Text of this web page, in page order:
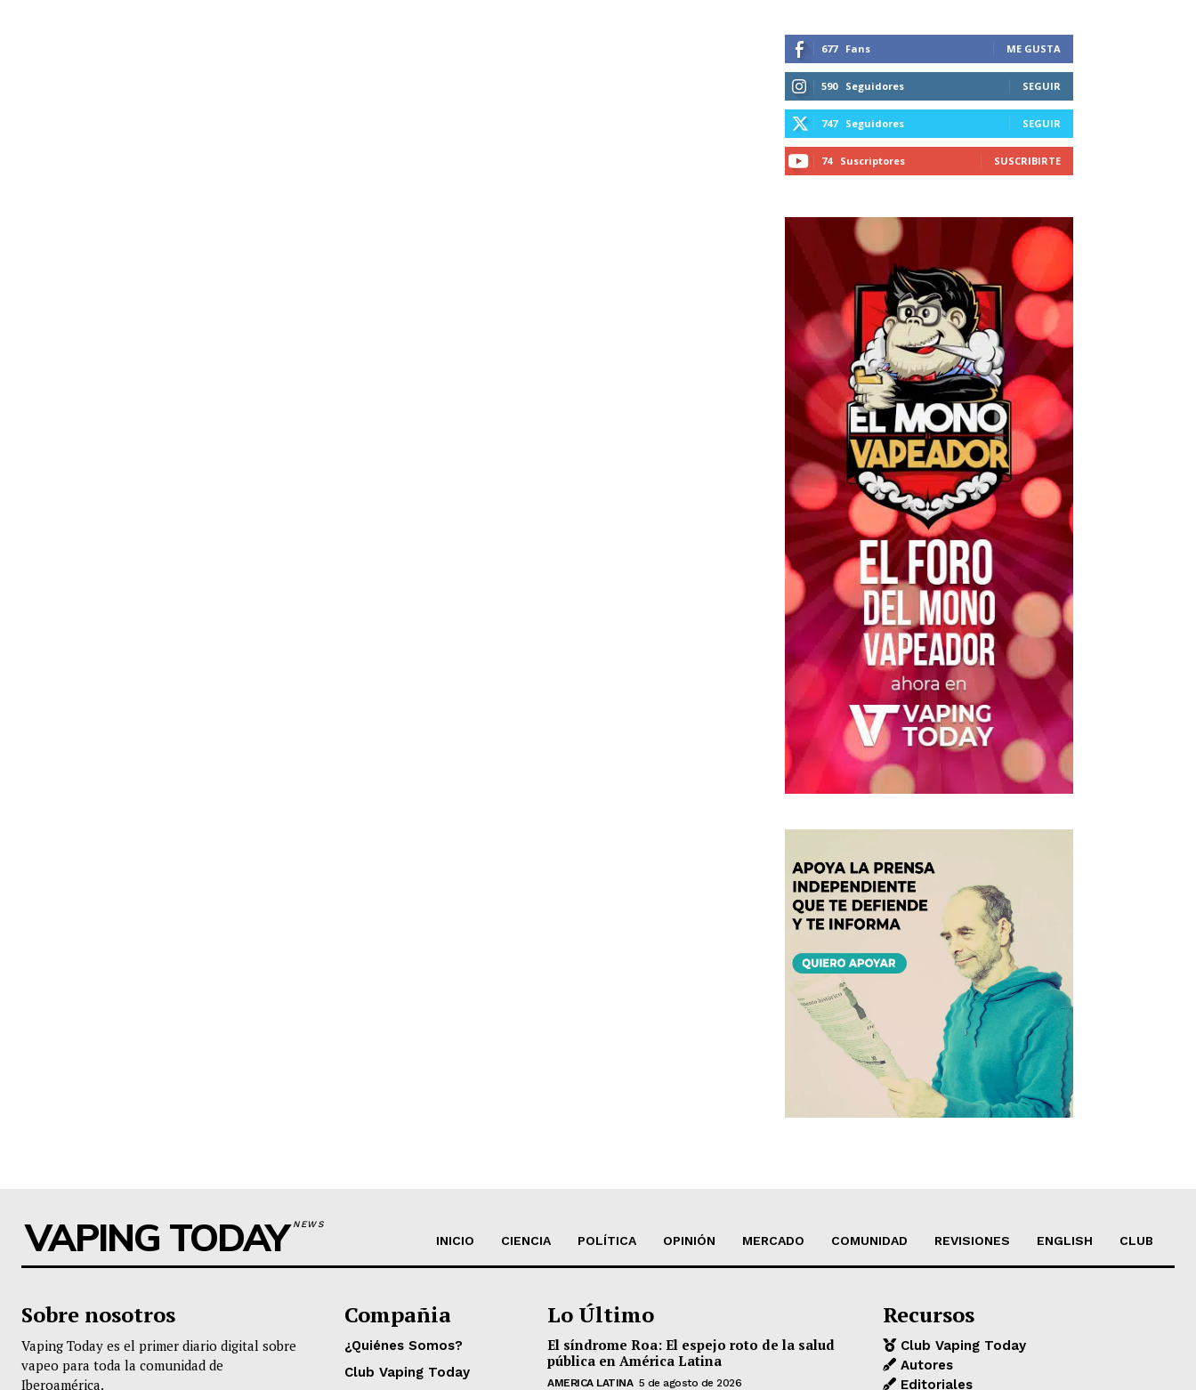
677 Fans ME GUSTA
590 Seguidores SEGUIR
747 Seguidores SEGUIR
74 Suscriptores SUSCRIBIRTE
VAPING TODAYNEWS
INICIO CIENCIA POLÍTICA OPINIÓN MERCADO COMUNIDAD REVISIONES ENGLISH CLUB
Sobre nosotros
Vaping Today es el primer diario digital sobre
vapeo para toda la comunidad de
Iberoamérica.
Compañia
¿Quiénes Somos?
Club Vaping Today
Lo Último
El síndrome Roa: El espejo roto de la salud
pública en América Latina
AMERICA LATINA 5 de agosto de 2026
Recursos
Club Vaping Today
Autores
Editoriales